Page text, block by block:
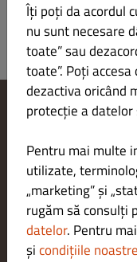
Contactează-ne
Politica de confidențialitate
Termeni și condiții
Aviz juridic
METODE DE PLATĂ
Îți poți da acordul
nu sunt necesare
toate” sau
toate”. Poți
dezactiva oricând
protecție a
Pentru mai multe
utilizate,
„marketing” și
rugăm să consulți
datelor. Pentru
șicondițiile noastre